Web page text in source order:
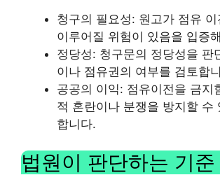
청구의 필요성: 원고가 점유 이
이루어질 위험이 있음을 입증
정당성: 청구문의 정당성을 판
이나 점유권의 여부를 검토합
공공의 이익: 점유이전을 금지
적 혼란이나 분쟁을 방지할 수
합니다.
법원이 판단하는 기준